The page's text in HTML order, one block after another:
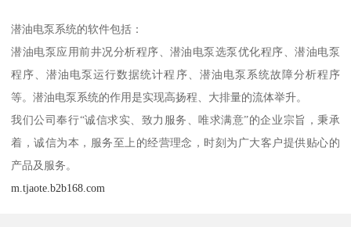
潜油电泵系统的软件包括：
潜油电泵应用前井况分析程序、潜油电泵选泵优化程序、潜油电泵
程序、潜油电泵运行数据统计程序、潜油电泵系统故障分析程序
等。潜油电泵系统的作用是实现高扬程、大排量的流体举升。
我们公司奉行“诚信求实、致力服务、唯求满意”的企业宗旨，秉承
着，诚信为本，服务至上的经营理念，时刻为广大客户提供贴心的
产品及服务。
m.tjaote.b2b168.com